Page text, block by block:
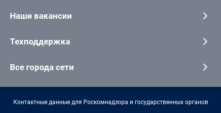
Наши вакансии
Техподдержка
Все города сети
Контактные данные для Роскомнадзора и государственных органов